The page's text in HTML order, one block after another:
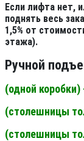
Если лифта нет,
поднять весь
1,5% от
этажа).
Ручной
(одной коробки)
(столешницы
(столешницы